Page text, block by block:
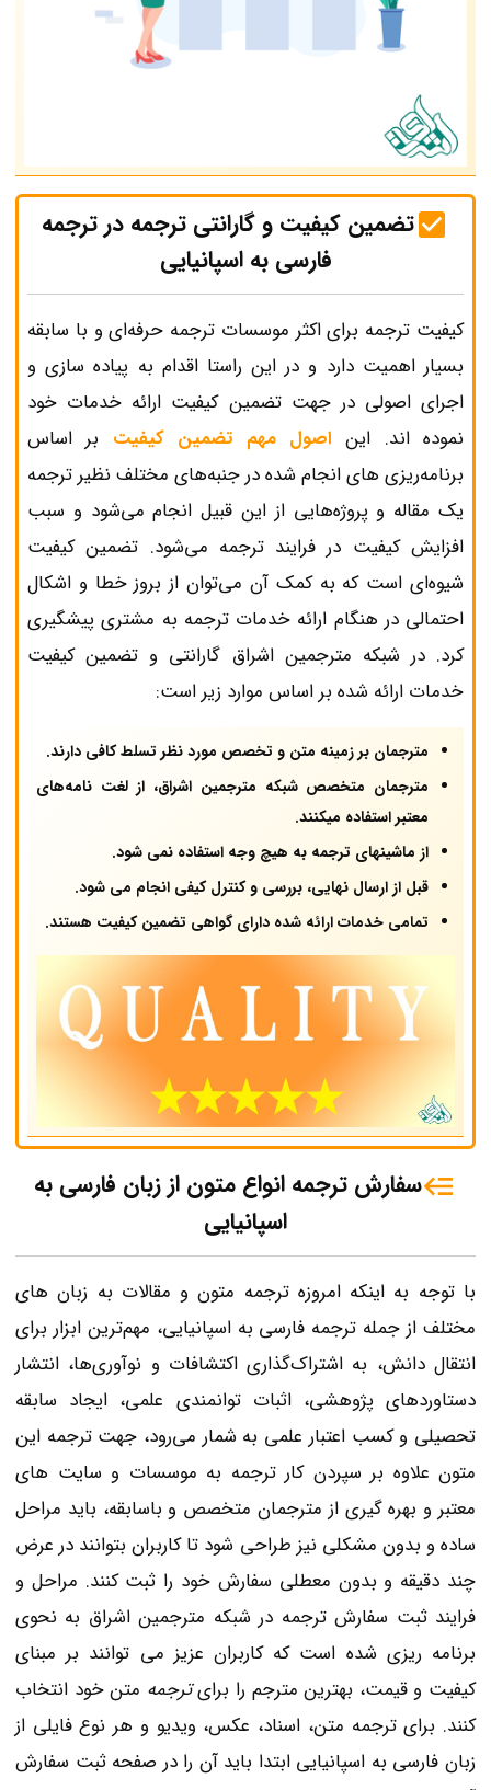
تضمین کیفیت و گارانتی ترجمه در ترجمه
فارسی به اسپانیایی
کیفیت ترجمه برای اکثر موسسات ترجمه حرفه‌ای و با سابقه
بسیار اهمیت دارد و در این راستا اقدام به پیاده سازی و
اجرای اصولی در جهت تضمین کیفیت ارائه خدمات خود
نموده اند. این اصول مهم تضمین کیفیت بر اساس
برنامه‌ریزی های انجام شده در جنبه‌های مختلف نظیر ترجمه
یک مقاله و پروژه‌هایی از این قبیل انجام می‌شود و سبب
افزایش کیفیت در فرایند ترجمه می‌شود. تضمین کیفیت
شیوه‌ای است که به کمک آن می‌توان از بروز خطا و اشکال
احتمالی در هنگام ارائه خدمات ترجمه به مشتری پیشگیری
کرد. در شبکه مترجمین اشراق گارانتی و تضمین کیفیت
خدمات ارائه شده بر اساس موارد زیر است:
مترجمان بر زمینه متن و تخصص مورد نظر تسلط کافی دارند.
مترجمان متخصص شبکه مترجمین اشراق، از لغت نامه‌های
معتبر استفاده میکنند.
از ماشینهای ترجمه به هیچ وجه استفاده نمی شود.
قبل از ارسال نهایی، بررسی و کنترل کیفی انجام می شود.
تمامی خدمات ارائه شده دارای گواهی تضمین کیفیت هستند.
سفارش ترجمه انواع متون از زبان فارسی به
اسپانیایی
با توجه به اینکه امروزه ترجمه متون و مقالات به زبان های
مختلف از جمله ترجمه فارسی به اسپانیایی، مهم‌ترین ابزار برای
انتقال دانش، به‌ اشتراک‌گذاری اکتشافات و نوآوری‌ها، انتشار
دستاوردهای پژوهشی، اثبات توانمندی علمی، ایجاد سابقه‌
تحصیلی و کسب اعتبار علمی به شمار می‌رود، جهت ترجمه این
متون علاوه بر سپردن کار ترجمه به موسسات و سایت های
معتبر و بهره گیری از مترجمان متخصص و باسابقه، باید مراحل
ساده و بدون مشکلی نیز طراحی شود تا کاربران بتوانند در عرض
چند دقیقه و بدون معطلی سفارش خود را ثبت کنند. مراحل و
فرایند ثبت سفارش ترجمه در شبکه مترجمین اشراق به نحوی
برنامه ریزی شده است که کاربران عزیز می توانند بر مبنای
کیفیت و قیمت، بهترین مترجم را برایترجمه متن خود انتخاب
کنند. برای ترجمه متن، اسناد، عکس، ویدیو و هر نوع فایلی از
زبان فارسی به اسپانیایی ابتدا باید آن را در صفحه ثبت سفارش